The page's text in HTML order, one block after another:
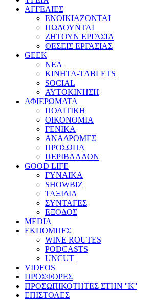
ΑΓΓΕΛΙΕΣ
ΕΝΟΙΚΙΑΖΟΝΤΑΙ
ΠΩΛΟΥΝΤΑΙ
ΖΗΤΟΥΝ ΕΡΓΑΣΙΑ
ΘΕΣΕΙΣ ΕΡΓΑΣΙΑΣ
GEEK
ΝΕΑ
ΚΙΝΗΤΑ-TABLETS
SOCIAL
ΑΥΤΟΚΙΝΗΣΗ
ΑΦΙΕΡΩΜΑΤΑ
ΠΟΛΙΤΙΚΗ
ΟΙΚΟΝΟΜΙΑ
ΓΕΝΙΚΑ
ΑΝΑΔΡΟΜΕΣ
ΠΡΟΣΩΠΑ
ΠΕΡΙΒΑΛΛΟΝ
GOOD LIFE
ΓΥΝΑΙΚΑ
SHOWBIZ
ΤΑΞΙΔΙΑ
ΣΥΝΤΑΓΕΣ
ΕΞΟΔΟΣ
MEDIA
ΕΚΠΟΜΠΕΣ
WINE ROUTES
PODCASTS
UNCUT
VIDEOS
ΠΡΟΣΦΟΡΕΣ
ΠΡΟΣΩΠΙΚΟΤΗΤΕΣ ΣΤΗΝ ''Κ''
ΕΠΙΣΤΟΛΕΣ